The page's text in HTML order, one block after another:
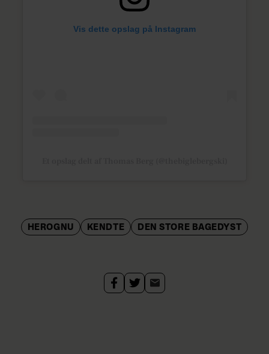
Vis dette opslag på Instagram
HEROGNU KENDTE DEN STORE BAGEDYST